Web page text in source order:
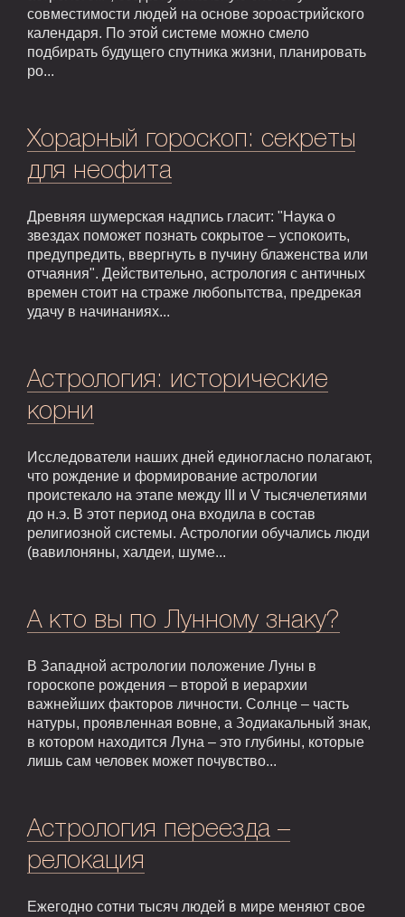
совместимости людей на основе зороастрийского
календаря. По этой системе можно смело
подбирать будущего спутника жизни, планировать
ро...
Хорарный гороскоп: секреты
для неофита
Древняя шумерская надпись гласит: "Наука о
звездах поможет познать сокрытое – успокоить,
предупредить, ввергнуть в пучину блаженства или
отчаяния". Действительно, астрология с античных
времен стоит на страже любопытства, предрекая
удачу в начинаниях...
Астрология: исторические
корни
Исследователи наших дней единогласно полагают,
что рождение и формирование астрологии
проистекало на этапе между III и V тысячелетиями
до н.э. В этот период она входила в состав
религиозной системы. Астрологии обучались люди
(вавилоняны, халдеи, шуме...
А кто вы по Лунному знаку?
В Западной астрологии положение Луны в
гороскопе рождения – второй в иерархии
важнейших факторов личности. Солнце – часть
натуры, проявленная вовне, а Зодиакальный знак,
в котором находится Луна – это глубины, которые
лишь сам человек может почувство...
Астрология переезда –
релокация
Ежегодно сотни тысяч людей в мире меняют свое